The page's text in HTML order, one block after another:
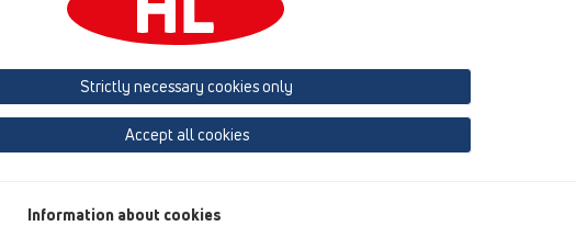
Termék áttekintés
19 Egyéb termékek, tartozékok
Együtt használható
Strictly necessary cookies only
Accept all cookies
Information about cookies